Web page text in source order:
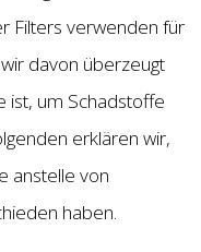
Filters verwenden für
davon überzeugt
ist, um Schadstoffe
erklären wir,
anstelle von
haben.